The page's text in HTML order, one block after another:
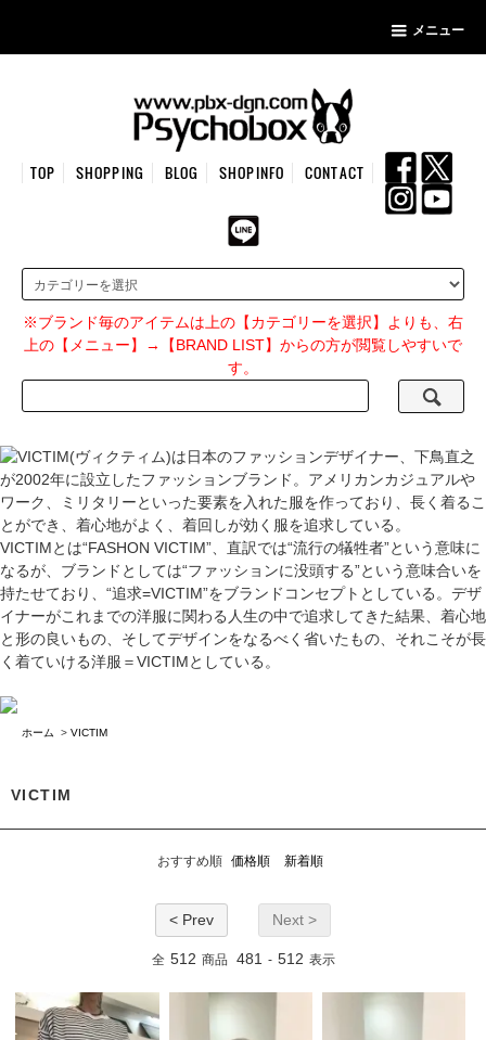
メニュー
TOP SHOPPING BLOG SHOPINFO CONTACT
※ブランド毎のアイテムは上の【カテゴリーを選択】よりも、右
上の【メニュー】→【BRAND LIST】からの方が閲覧しやすいで
す。
VICTIMとは“FASHON VICTIM”、直訳では“流行の犠牲者”という意味に
なるが、ブランドとしては“ファッションに没頭する”という意味合いを
持たせており、“追求=VICTIM”をブランドコンセプトとしている。デザ
イナーがこれまでの洋服に関わる人生の中で追求してきた結果、着心地
と形の良いもの、そしてデザインをなるべく省いたもの、それこそが長
く着ていける洋服＝VICTIMとしている。
ホーム > VICTIM
VICTIM
おすすめ順 価格順 新着順
< Prev Next >
全 512 商品 481 - 512 表示